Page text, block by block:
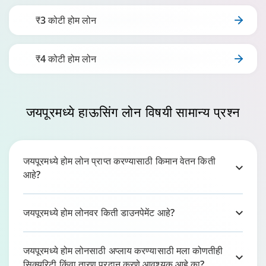
₹3 कोटी होम लोन
₹4 कोटी होम लोन
जयपूरमध्येहाऊसिंग लोन विषयी सामान्य प्रश्न
जयपूरमध्ये होम लोन प्राप्त करण्यासाठी किमान वेतन किती
आहे?
जयपूरमध्ये होम लोनवर किती डाउनपेमेंट आहे?
जयपूरमध्ये होम लोनसाठी अप्लाय करण्यासाठी मला कोणतीही